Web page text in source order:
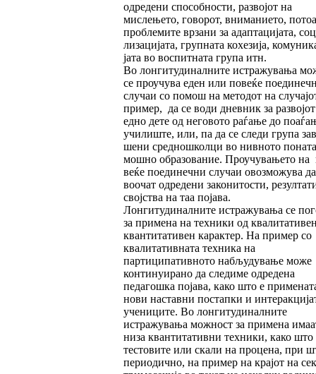
одредени способности, разво­јот на
мислењето, говорот, вниманието, по­тоа
проблемите врзани за адаптацијата,
ли­зацијата, групната кохезија,
јата во воспитната група итн.
Во лонгитудиналните истражувања
се проучува еден или повеќе
слу­­чаи со помош на методот на
пример, да се води дневник за
едно дете од неговото раѓање до
училиште, или, па да се следи група
шени средношколци во нивното
мош­но образование. Проучувањето
ве­ќе поединечни случаи овозможува
воо­чат одредени законитости,
свој­ства на таа појава.
Лонгитудиналните истражувања се
за примена на техники од
кван­титативен карактер. На пример со
квалитативната техника на
партиципативно­то набљудување може
континуирано да следи­ме одредена
педагошка појава, како што е
нови наставни постапки и
учениците. Во лонгиту­ди­нал­ните
истражувања можност за приме­на
низа квантитативни техники, ка­ко што
тестовите или скали на процена, при
периодично, на пример на крајот на